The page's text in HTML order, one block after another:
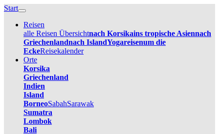
Start
Reisen
alle Reisen Übersichtnach Korsikains tropische Asiennach
Griechenlandnach IslandYogareisenum die
EckeReisekalender
Orte
Korsika
Griechenland
Indien
Island
BorneoSabahSarawak
Sumatra
Lombok
Bali